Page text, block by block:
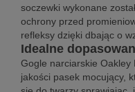
soczewki wykonane
ochrony przed
refleksy dzięki dbając o
Idealne
Gogle narciarskie Oakley
jakości pasek mocujący,